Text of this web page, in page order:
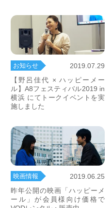
お知らせ
2019.07.29
【野呂佳代 × ハッピーメー
ル】A8フェスティバル2019 in
横浜 にてトークイベントを実
施しました
映画情報
2019.06.25
昨年公開の映画「ハッピーメ
ール」が会員様向け価格で